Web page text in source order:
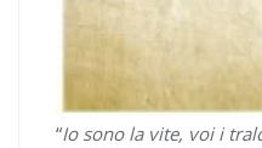
“Io sono la vite, voi i